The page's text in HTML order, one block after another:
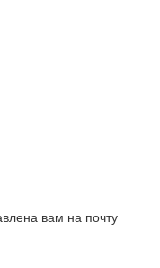
вам на почту